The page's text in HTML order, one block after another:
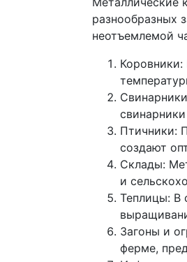
разнообразных
неотъемлемой
Птичники:
создают
Склады:
и
Теплицы: В
Загоны и
ферме,